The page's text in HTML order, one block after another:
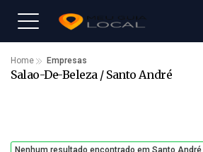
Home Empresas
Salao-De-Beleza / Santo André
Nenhum resultado encontrado em Santo André